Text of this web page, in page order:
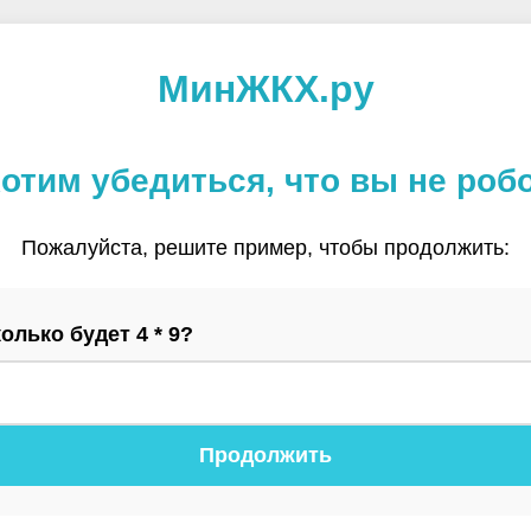
МинЖКХ.ру
убедиться, что вы не
Пожалуйста, решите пример, чтобы продолжить:
будет 4 * 9?
Продолжить